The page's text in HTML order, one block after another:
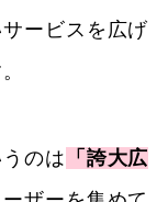
ービスを広げ
のは 「誇大広